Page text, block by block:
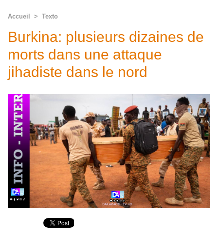
Accueil > Texto
Burkina: plusieurs dizaines de
morts dans une attaque
jihadiste dans le nord